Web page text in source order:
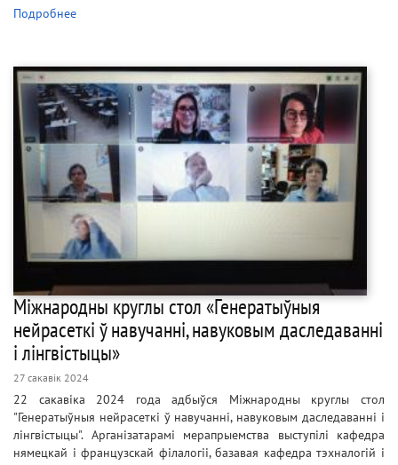
Подробнее
Міжнародны круглы стол «Генератыўныя
нейрасеткі ў навучанні, навуковым даследаванні
і лінгвістыцы»
27 сакавік 2024
22 сакавіка 2024 года адбыўся Міжнародны круглы стол
"Генератыўныя нейрасеткі ў навучанні, навуковым даследаванні і
лінгвістыцы". Арганізатарамі мерапрыемства выступілі кафедра
нямецкай і французскай філалогіі, базавая кафедра тэхналогій і